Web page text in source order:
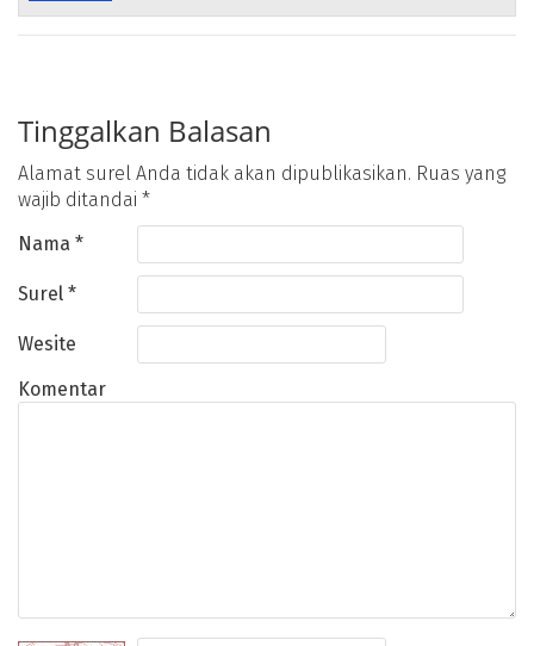
Tinggalkan Balasan
Alamat surel Anda tidak akan dipublikasikan. Ruas yang
wajib ditandai *
Nama *
Surel *
Wesite
Komentar